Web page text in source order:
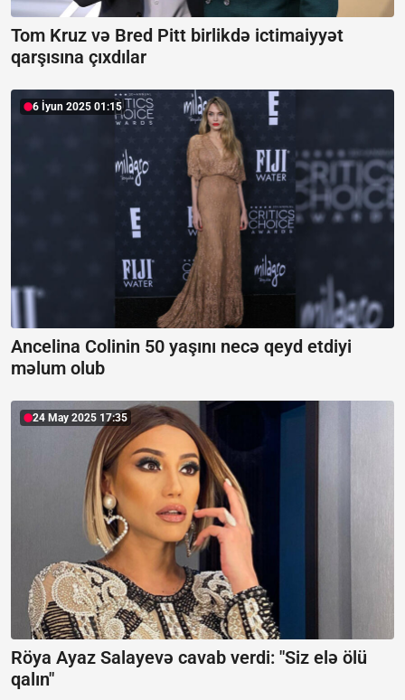
Tom Kruz və Bred Pitt birlikdə ictimaiyyət
qarşısına çıxdılar
6 İyun 2025 01:15
Ancelina Colinin 50 yaşını necə qeyd etdiyi
məlum olub
24 May 2025 17:35
Röya Ayaz Salayevə cavab verdi: "Siz elə ölü
qalın"